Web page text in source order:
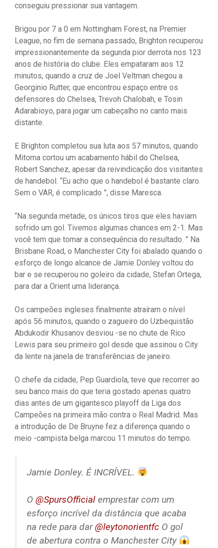
conseguiu pressionar sua vantagem.
Brigou por 7 a 0 em Nottingham Forest, na Premier
League, no fim de semana passado, Brighton recuperou
impressionantemente da segunda pior derrota nos 123
anos de história do clube. Eles empataram aos 12
minutos, quando a cruz de Joel Veltman chegou a
Georginio Rutter, que encontrou espaço entre os
defensores do Chelsea, Trevoh Chalobah, e Tosin
Adarabioyo, para jogar um cabeçalho no canto mais
distante.
E Brighton completou sua luta aos 57 minutos, quando
Mitoma cortou um acabamento hábil do Chelsea,
Robert Sanchez, apesar da reivindicação dos visitantes
de handebol. “Eu acho que o handebol é bastante claro.
Sem o VAR, é complicado ”, disse Maresca.
“Na segunda metade, os únicos tiros que eles haviam
sofrido um gol. Tivemos algumas chances em 2-1. Mas
você tem que tomar a consequência do resultado. ” Na
Brisbane Road, o Manchester City foi abalado quando o
esforço de longo alcance de Jamie Donley voltou do
bar e se recuperou no goleiro da cidade, Stefan Ortega,
para dar a Orient uma liderança.
Os campeões ingleses finalmente atraíram o nível
após 56 minutos, quando o zagueiro do Uzbequistão
Abdukodir Khusanov desviou -se no chute de Rico
Lewis para seu primeiro gol desde que assinou o City
da lente na janela de transferências de janeiro.
O chefe da cidade, Pep Guardiola, teve que recorrer ao
seu banco mais do que teria gostado apenas quatro
dias antes de um gigantesco playoff da Liga dos
Campeões na primeira mão contra o Real Madrid. Mas
a introdução de De Bruyne fez a diferença quando o
meio -campista belga marcou 11 minutos do tempo.
Jamie Donley. É INCRÍVEL.
O @SpursOfficial emprestar com um
esforço incrível da distância que acaba
na rede para dar@leytonorientfc O gol
de abertura contra o Manchester City